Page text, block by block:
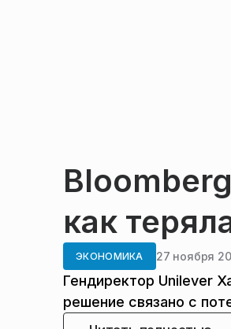
как
ЭКОНОМИКА 27 ноября
Гендиректор Unilever
решение связано с